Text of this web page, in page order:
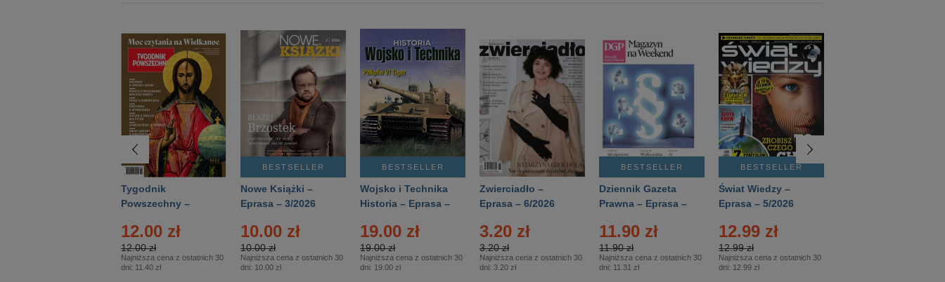
Tygodnik
Powszechny –
12.00 zł
12.00 zł
Najniższa cena z ostatnich 30
dni: 11.40 zł
BESTSELLER
Nowe Książki –
Eprasa – 3/2026
10.00 zł
10.00 zł
Najniższa cena z ostatnich 30
dni: 10.00 zł
BESTSELLER
Wojsko i Technika
Historia – Eprasa –
19.00 zł
19.00 zł
Najniższa cena z ostatnich 30
dni: 19.00 zł
Zwierciadło –
Eprasa – 6/2026
3.20 zł
3.20 zł
Najniższa cena z ostatnich 30
dni: 3.20 zł
BESTSELLER
Dziennik Gazeta
Prawna – Eprasa –
11.90 zł
11.90 zł
Najniższa cena z ostatnich 30
dni: 11.31 zł
BESTSELLER
Świat Wiedzy –
Eprasa – 5/2026
12.99 zł
12.99 zł
Najniższa cena z ostatnich 30
dni: 12.99 zł